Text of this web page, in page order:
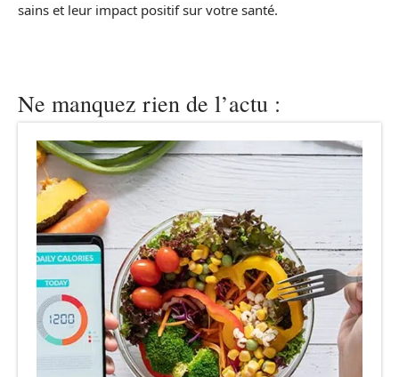
sains et leur impact positif sur votre santé.
Ne manquez rien de l’actu :